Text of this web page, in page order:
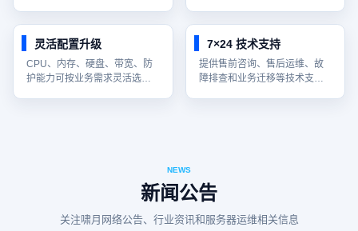
灵活配置升级
CPU、内存、硬盘、带宽、防
护能力可按业务需求灵活选择
7×24 技术支持
提供售前咨询、售后运维、故
障排查和业务迁移等技术支持
NEWS
新闻公告
关注啸月网络公告、行业资讯和服务器运维相关信息